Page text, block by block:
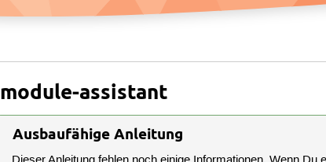
module-assistant
Ausbaufähige Anleitung